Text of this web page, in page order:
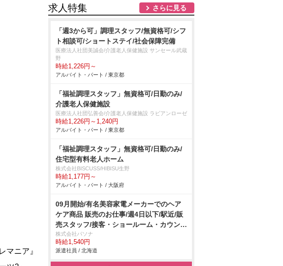
マニア』
求人特集 さらに見る
「週3から可」調理スタッフ/無資格可/シフ
ト相談可/ショートステイ/社会保障完備
医療法人社団美誠会/介護老人保健施設 サンセール武蔵
野
時給1,226円～
アルバイト・パート / 東京都
「福祉調理スタッフ」無資格可/日勤のみ/
介護老人保健施設
医療法人社団弘善会/介護老人保健施設 ラビアンローゼ
時給1,226円～1,240円
アルバイト・パート / 東京都
「福祉調理スタッフ」無資格可/日勤のみ/
住宅型有料老人ホーム
株式会社BISCUSS/HIBISU生野
時給1,177円～
アルバイト・パート / 大阪府
09月開始/有名美容家電メーカーでのヘア
ケア商品 販売のお仕事/週4日以下/駅近/販
売スタッフ/接客・ショールーム・カウンタ
ー
株式会社パソナ
時給1,540円
派遣社員 / 北海道